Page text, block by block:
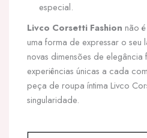
especial.
Livco Corsetti Fashion não
uma forma de expressar o
novas dimensões de elegância
experiências únicas a cada
peça de roupa íntima Livco
singularidade.